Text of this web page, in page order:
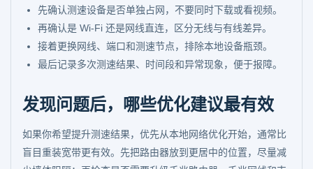
先确认测速设备是否单独占网，不要同时下载或看视频。
再确认是 Wi-Fi 还是网线直连，区分无线与有线差异。
接着更换网线、端口和测速节点，排除本地设备瓶颈。
最后记录多次测速结果、时间段和异常现象，便于报障。
发现问题后，哪些优化建议最有效
如果你希望提升测速结果，优先从本地网络优化开始，通常比
盲目重装宽带更有效。先把路由器放到更居中的位置，尽量减